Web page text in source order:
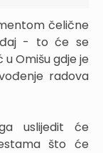
čelične
- to će se
Omišu gdje je
radova
uslijedit će
što će